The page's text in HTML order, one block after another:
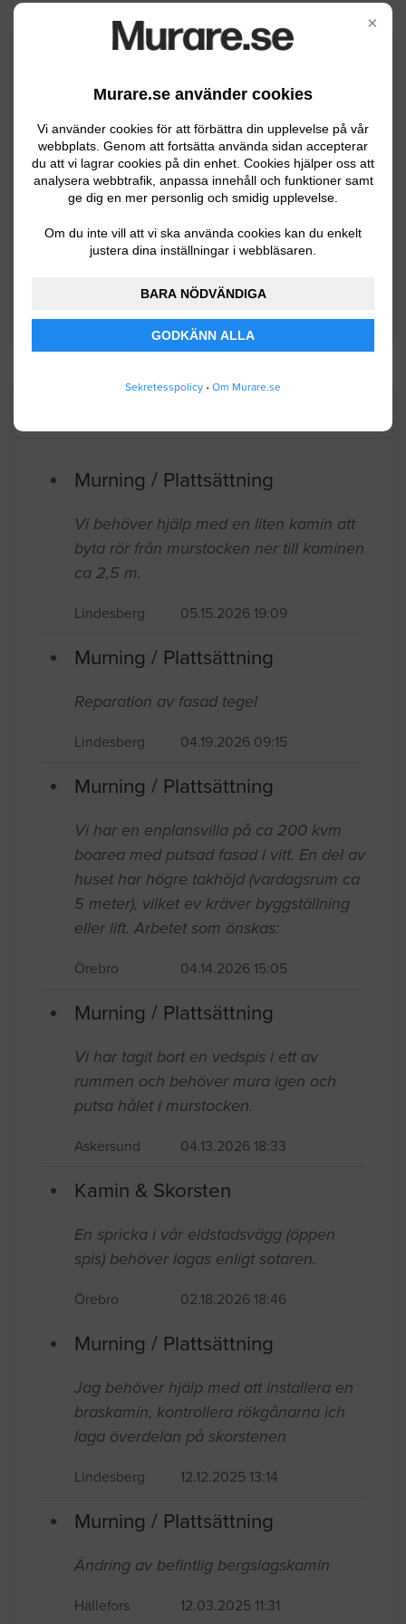
×
Murare.se använder cookies
Vi använder cookies för att förbättra din upplevelse på vår
webbplats. Genom att fortsätta använda sidan accepterar
du att vi lagrar cookies på din enhet. Cookies hjälper oss att
analysera webbtrafik, anpassa innehåll och funktioner samt
ge dig en mer personlig och smidig upplevelse.
Om du inte vill att vi ska använda cookies kan du enkelt
justera dina inställningar i webbläsaren.
BARA NÖDVÄNDIGA
GODKÄNN ALLA
Sekretesspolicy • Om Murare.se
Kommuninformation
Hällefors kommun är en kommun i
landskapet Västmanland i Örebro län och har
ca 7300 invånare. Järn-, stål- och
metallindustrin är de dominerande näringarna
i kommunen. Logiskt då Hällefors är en
gammal bruksort
BYGGLOVSINFORMATION FÖR HÄLLEFORS
Murning / Plattsättning
Vi behöver hjälp med en liten kamin att
byta rör från murstocken ner till kaminen
ca 2,5 m.
Lindesberg 05.15.2026 19:09
Murning / Plattsättning
Reparation av fasad tegel
Lindesberg 04.19.2026 09:15
Murning / Plattsättning
Vi har en enplansvilla på ca 200 kvm
boarea med putsad fasad i vitt. En del av
huset har högre takhöjd (vardagsrum ca
5 meter), vilket ev kräver byggställning
eller lift. Arbetet som önskas:
Örebro 04.14.2026 15:05
Murning / Plattsättning
Vi har tagit bort en vedspis i ett av
rummen och behöver mura igen och
putsa hålet i murstocken.
Askersund 04.13.2026 18:33
Kamin & Skorsten
En spricka i vår eldstadsvägg (öppen
spis) behöver lagas enligt sotaren.
Örebro 02.18.2026 18:46
Murning / Plattsättning
Jag behöver hjälp med att installera en
braskamin, kontrollera rökgånarna ich
laga överdelan på skorstenen
Lindesberg 12.12.2025 13:14
Murning / Plattsättning
Ändring av befintlig bergslagskamin
Hällefors 12.03.2025 11:31